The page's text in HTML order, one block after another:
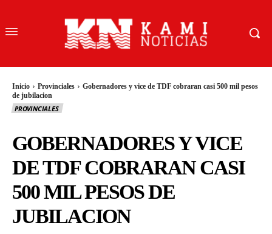
Inicio Provinciales
Gobernadores y vice de TDF cobraran casi 500 mil pesos
de jubilacion
PROVINCIALES
GOBERNADORES Y VICE
DE TDF COBRARAN CASI
500 MIL PESOS DE
JUBILACION